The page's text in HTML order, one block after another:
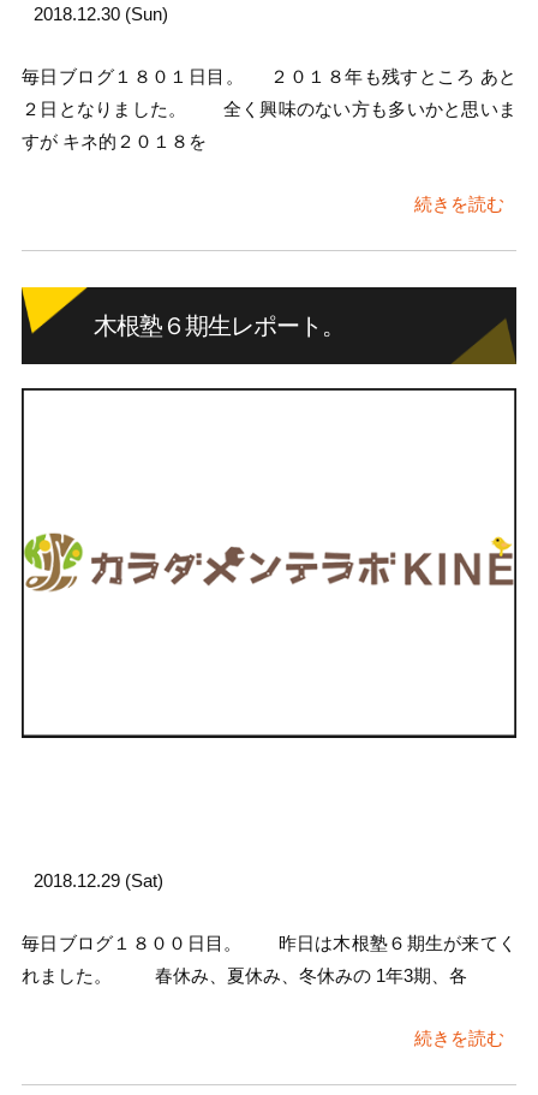
2018.12.30 (Sun)
毎日ブログ１８０１日目。 ２０１８年も残すところ あと
２日となりました。 全く興味のない方も多いかと思いま
すが キネ的２０１８を
続きを読む
木根塾６期生レポート。
2018.12.29 (Sat)
毎日ブログ１８００日目。 昨日は木根塾６期生が来てく
れました。 春休み、夏休み、冬休みの 1年3期、各
続きを読む